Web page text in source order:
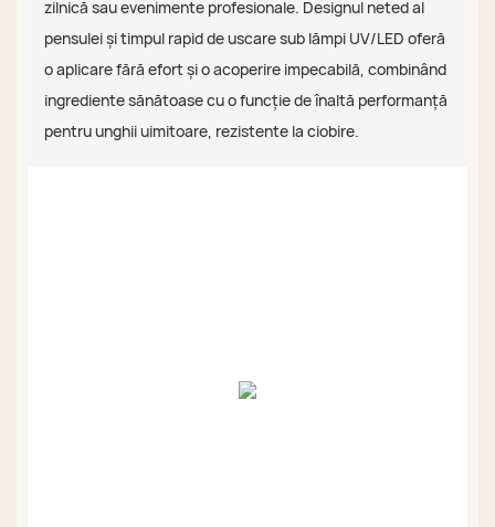
zilnică sau evenimente profesionale. Designul neted al
pensulei și timpul rapid de uscare sub lămpi UV/LED oferă
o aplicare fără efort și o acoperire impecabilă, combinând
ingrediente sănătoase cu o funcție de înaltă performanță
pentru unghii uimitoare, rezistente la ciobire.